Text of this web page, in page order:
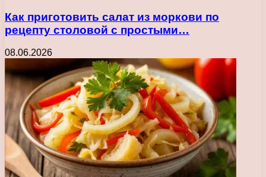
Как приготовить салат из моркови по
рецепту столовой с простыми…
08.06.2026